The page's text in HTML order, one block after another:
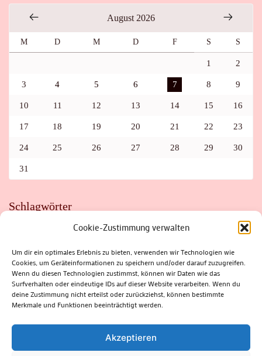
Cookie-Zustimmung verwalten
Um dir ein optimales Erlebnis zu bieten, verwenden wir Technologien wie
Cookies, um Geräteinformationen zu speichern und/oder darauf zuzugreifen.
Wenn du diesen Technologien zustimmst, können wir Daten wie das
Surfverhalten oder eindeutige IDs auf dieser Website verarbeiten. Wenn du
deine Zustimmung nicht erteilst oder zurückziehst, können bestimmte
Merkmale und Funktionen beeinträchtigt werden.
Akzeptieren
August 2026
M D M D F S S
1 2
3 4 5 6 7 8 9
10 11 12 13 14 15 16
17 18 19 20 21 22 23
24 25 26 27 28 29 30
31
Schlagwörter
FAHRRAD
FLOHMARKT FOLK GEWINNSPIEL
HITZE
HITZEFALLE AUTO
IRISH DANCE JAZZ
KABARETT
KINDER
KIRMES KLASSIK
KLEINE SUHLER REIHE
KRIMI
KULTUR LESUNG LOTTO
MEININGEN
PARASITEN
PILZE SCHLEUSINGEN
SCHULWEG
SOMMERFERIEN
SPORT SRH
STADTFEST
STADTMARKETING
STRASSENSPERRUNG
SUHL
SUHLER FRÜHLING
SUHLER STADTMARKETING
THÜRINGER WALD
ZELLA-MEHLIS